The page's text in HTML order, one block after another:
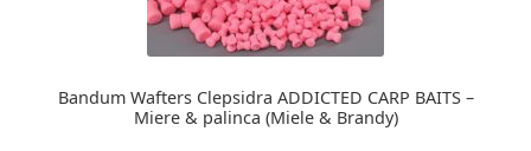
Bandum Wafters Clepsidra ADDICTED CARP BAITS –
Miere & palinca (Miele & Brandy)